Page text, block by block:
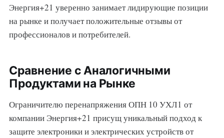
Энергия+21 уверенно занимает лидирующие позиции
на рынке и получает положительные отзывы от
профессионалов и потребителей.
Сравнение с Аналогичными
Продуктами на Рынке
Ограничителю перенапряжения ОПН 10 УХЛ1 от
компании Энергия+21 присущ уникальный подход к
защите электроники и электрических устройств от